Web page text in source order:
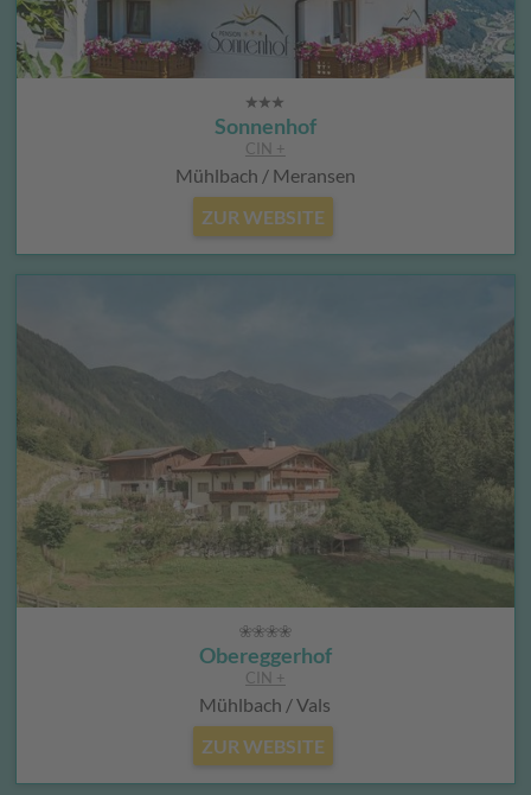
Sonnenhof
CIN +
Mühlbach / Meransen
ZUR WEBSITE
Obereggerhof
CIN +
Mühlbach / Vals
ZUR WEBSITE